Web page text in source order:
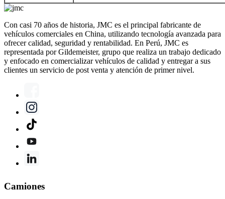
Con casi 70 años de historia, JMC es el principal fabricante de
vehículos comerciales en China, utilizando tecnología avanzada para
ofrecer calidad, seguridad y rentabilidad. En Perú, JMC es
representada por Gildemeister, grupo que realiza un trabajo dedicado
y enfocado en comercializar vehículos de calidad y entregar a sus
clientes un servicio de post venta y atención de primer nivel.
Camiones